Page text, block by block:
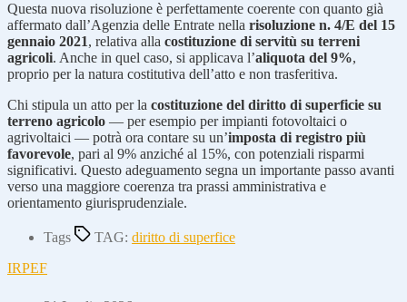
Questa nuova risoluzione è perfettamente coerente con quanto già
affermato dall’Agenzia delle Entrate nella risoluzione n. 4/E del 15
gennaio 2021, relativa alla costituzione di servitù su terreni
agricoli. Anche in quel caso, si applicava l’aliquota del 9%,
proprio per la natura costitutiva dell’atto e non trasferitiva.
Chi stipula un atto per la costituzione del diritto di superficie su
terreno agricolo — per esempio per impianti fotovoltaici o
agrivoltaici — potrà ora contare su un’imposta di registro più
favorevole, pari al 9% anziché al 15%, con potenziali risparmi
significativi. Questo adeguamento segna un importante passo avanti
verso una maggiore coerenza tra prassi amministrativa e
orientamento giurisprudenziale.
Tags TAG: diritto di superfice
IRPEF